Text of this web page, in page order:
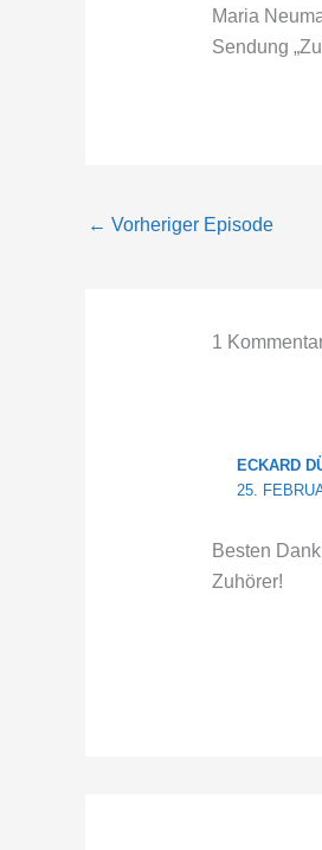
Maria
Sendung
← Vorheriger Episode
1
ECKARD
25.
Besten
Zuhörer!